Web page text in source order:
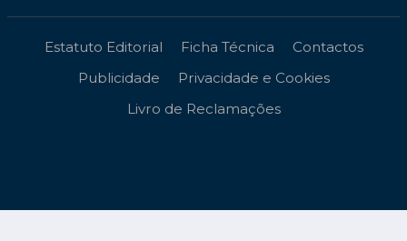
Estatuto Editorial Ficha Técnica
Contactos
Publicidade
Privacidade e Cookies
Livro de Reclamações